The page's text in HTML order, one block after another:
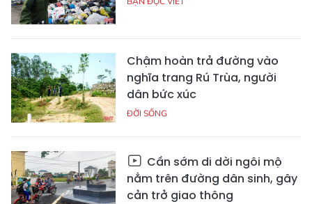
Chậm hoàn trả đường vào
nghĩa trang Rú Trùa, người
dân bức xúc
ĐỜI SỐNG
Cần sớm di dời ngôi mộ
nằm trên đường dân sinh, gây
cản trở giao thông